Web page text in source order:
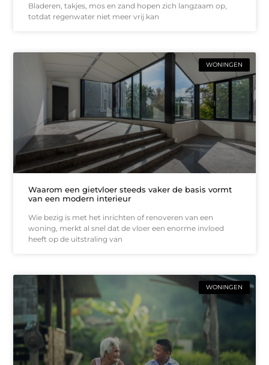
Bladeren, takjes, mos en zand hopen zich langzaam op,
totdat regenwater niet meer vrij kan
WONINGEN
Waarom een gietvloer steeds vaker de basis vormt
van een modern interieur
Wie bezig is met het inrichten of renoveren van een
woning, merkt al snel dat de vloer een enorme invloed
heeft op de uitstraling van
WONINGEN